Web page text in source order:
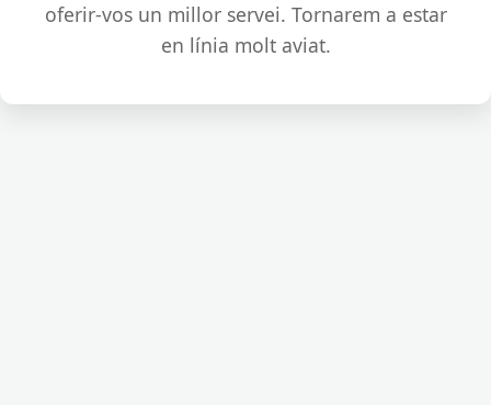
oferir-vos un millor servei. Tornarem a estar
en línia molt aviat.